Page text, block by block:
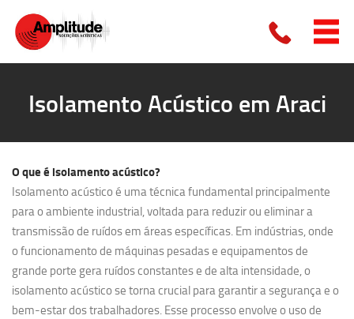
Isolamento Acústico em Araci
O que é isolamento acústico?
Isolamento acústico é uma técnica fundamental principalmente
para o ambiente industrial, voltada para reduzir ou eliminar a
transmissão de ruídos em áreas específicas. Em indústrias, onde
o funcionamento de máquinas pesadas e equipamentos de
grande porte gera ruídos constantes e de alta intensidade, o
isolamento acústico se torna crucial para garantir a segurança e o
bem-estar dos trabalhadores. Esse processo envolve o uso de